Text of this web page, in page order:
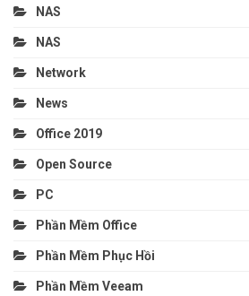
NAS
NAS
Network
News
Office 2019
Open Source
PC
Phần Mềm Office
Phần Mềm Phục Hồi
Phần Mềm Veeam